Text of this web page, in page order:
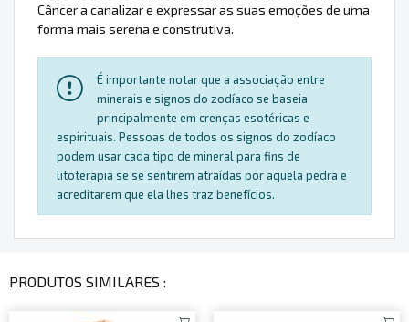
Câncer a canalizar e expressar as suas emoções de uma
forma mais serena e construtiva.
É importante notar que a associação entre
minerais e signos do zodíaco se baseia
principalmente em crenças esotéricas e
espirituais. Pessoas de todos os signos do zodíaco
podem usar cada tipo de mineral para fins de
litoterapia se se sentirem atraídas por aquela pedra e
acreditarem que ela lhes traz benefícios.
PRODUTOS SIMILARES :